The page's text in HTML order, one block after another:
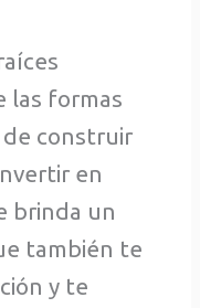
las formas
de construir
en
brinda un
también te
y te